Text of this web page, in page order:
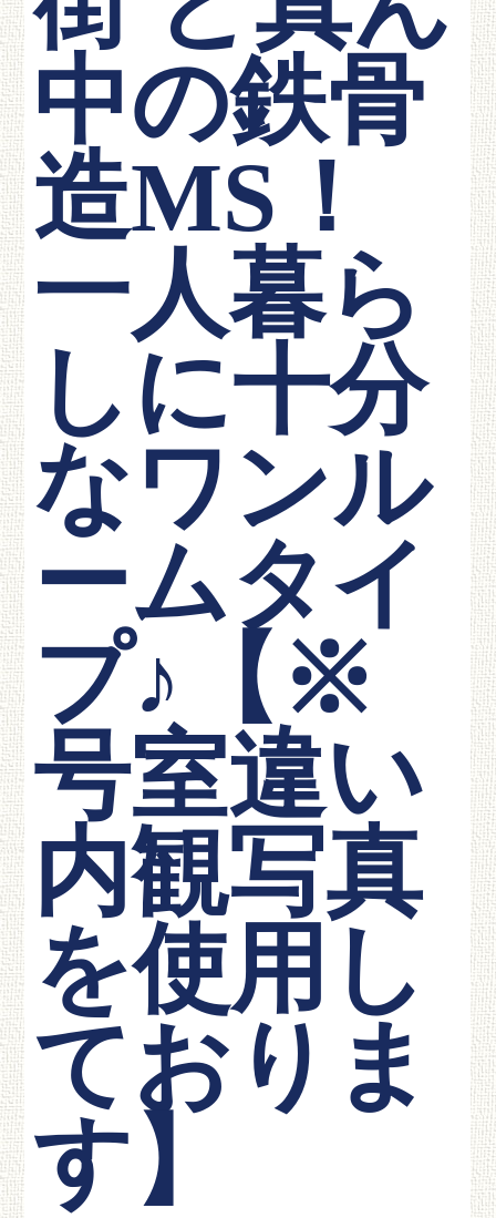
中の鉄骨
造MS！
一人暮ら
しに十分
なワンル
ームタイ
プ♪【※
号室違い
内観写真
を使用し
ておりま
す】